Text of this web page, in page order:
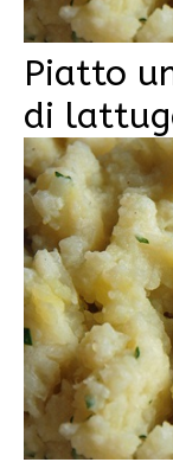
Piatto
di